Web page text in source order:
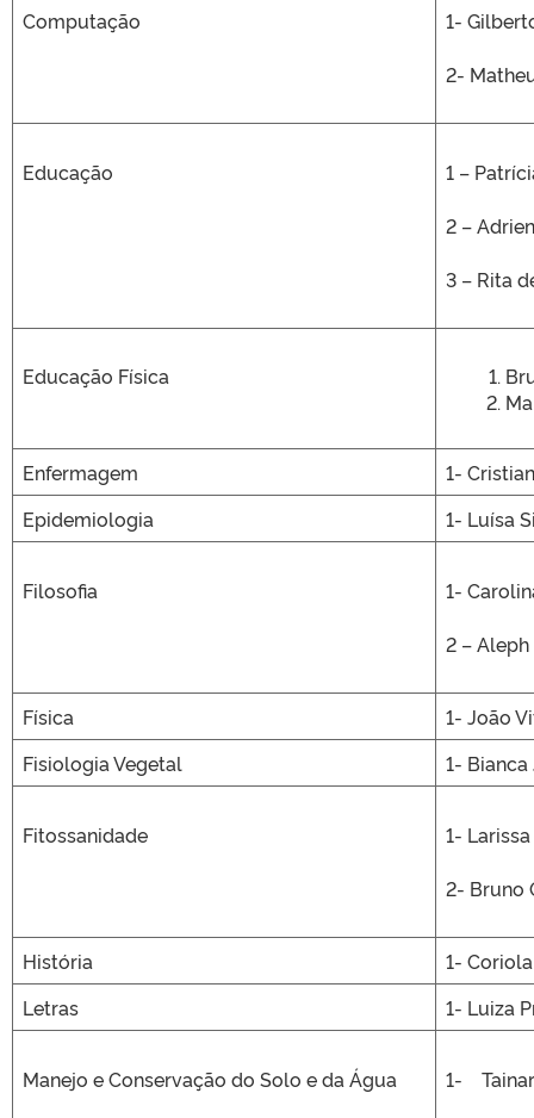
Computação 1-
2-
Educação 1 –
2 –
3 – Rita
Educação Física
Enfermagem
1-
Epidemiologia
1- Luísa
Filosofia 1-
2 –
Física
1- João
Fisiologia Vegetal
1-
Fitossanidade 1-
2- Bruno
História
1-
Letras
1- Luiza
Manejo e Conservação do Solo e da Água 1-